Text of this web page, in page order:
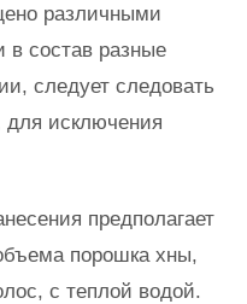
различными
состав разные
следует следовать
для исключения
предполагает
порошка хны,
с теплой водой.